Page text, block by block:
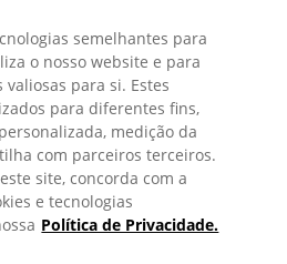
semelhantes para
o nosso website e para
para si. Estes
para diferentes fins,
medição da
com parceiros terceiros.
site, concorda com a
e tecnologias
Política de Privacidade.